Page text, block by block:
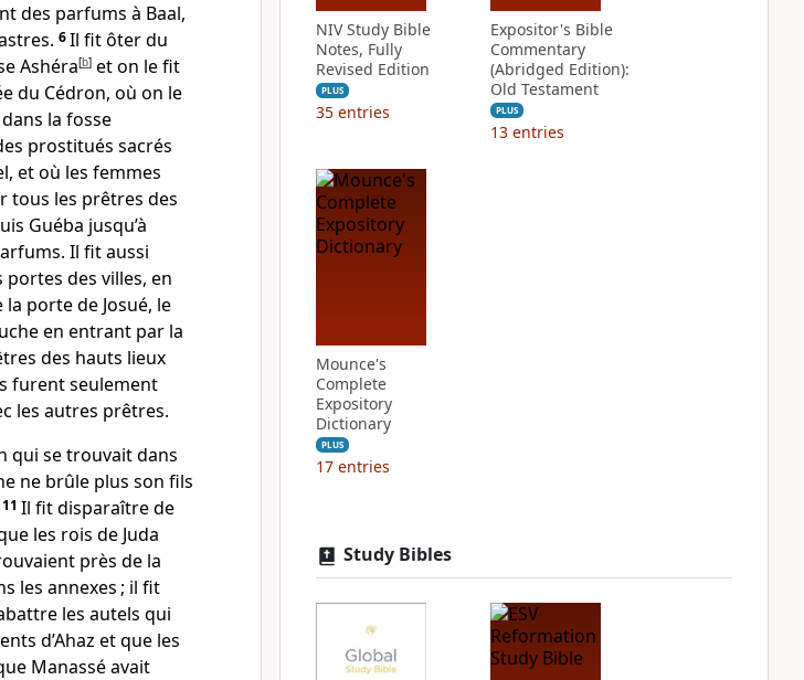
des parfums à Baal,
6Il fit ôter du
Ashéra[b] et on le fit
du Cédron, où on le
la fosse
prostitués sacrés
et où les femmes
tous les prêtres des
Guéba jusqu’à
Il fit aussi
des villes, en
porte de Josué, le
en entrant par la
des hauts lieux
furent seulement
les autres prêtres.
qui se trouvait dans
ne brûle plus son fils
11 Il fit disparaître de
les rois de Juda
près de la
les annexes ; il fit
les autels qui
d’Ahaz et que les
Manassé avait
NIV Study Bible
Notes, Fully
Revised Edition
PLUS
35 entries
Expositor's Bible
Commentary
(Abridged Edition):
Old Testament
PLUS
13 entries
Mounce's
Complete
Expository
Dictionary
PLUS
17 entries
Study Bibles